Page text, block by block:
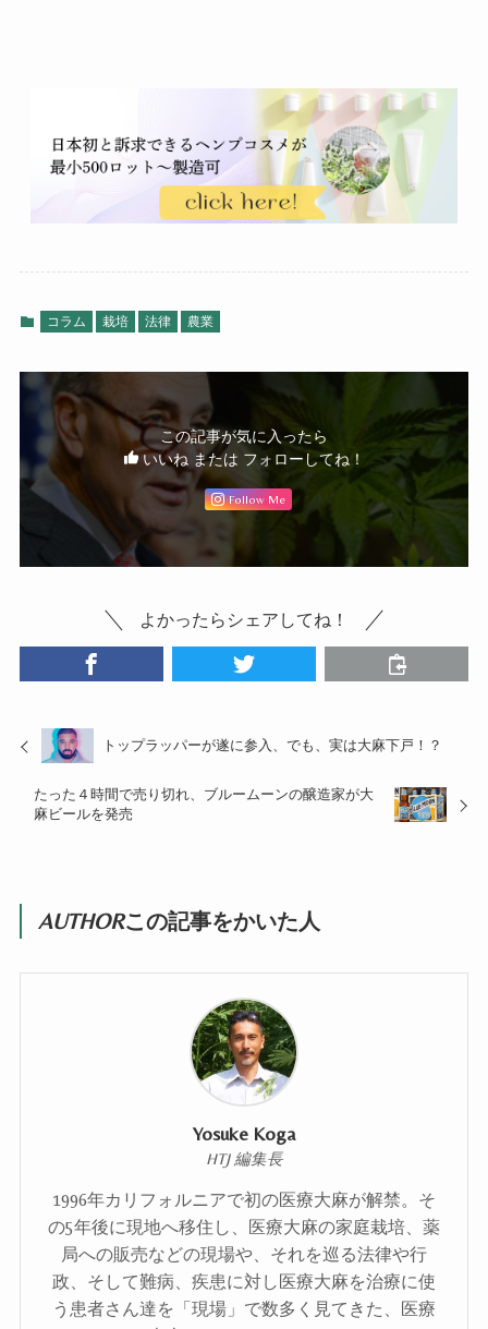
コラム 栽培 法律 農業
この記事が気に入ったら
いいね または フォローしてね！
Follow Me
よかったらシェアしてね！
トップラッパーが遂に参入、でも、実は大麻下戸！？
たった４時間で売り切れ、ブルームーンの醸造家が大
麻ビールを発売
AUTHORこの記事をかいた人
Yosuke Koga
HTJ 編集長
1996年カリフォルニアで初の医療大麻が解禁。そ
の5年後に現地へ移住し、医療大麻の家庭栽培、薬
局への販売などの現場や、それを巡る法律や行
政、そして難病、疾患に対し医療大麻を治療に使
う患者さん達を「現場」で数多く見てきた、医療